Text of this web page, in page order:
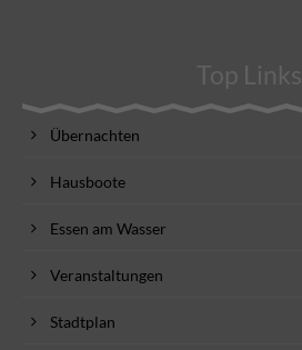
Top Links
Übernachten
Hausboote
Essen am Wasser
Veranstaltungen
Stadtplan